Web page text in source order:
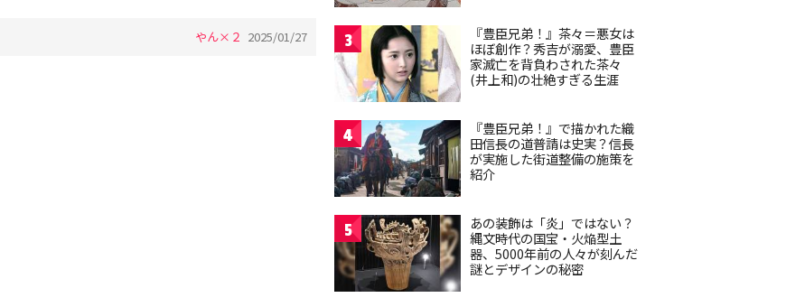
やん×２ 2025/01/27 3
『豊臣兄弟！』茶々＝悪女は
ほぼ創作？秀吉が溺愛、豊臣
家滅亡を背負わされた茶々
(井上和)の壮絶すぎる生涯
4
『豊臣兄弟！』で描かれた織
田信長の道普請は史実？信長
が実施した街道整備の施策を
紹介
5
あの装飾は「炎」ではない？
縄文時代の国宝・火焔型土
器、5000年前の人々が刻んだ
謎とデザインの秘密